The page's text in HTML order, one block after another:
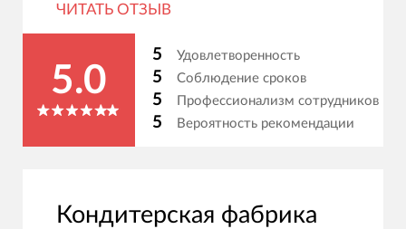
ЧИТАТЬ ОТЗЫВ
5.0
5 Удовлетворенность
5 Соблюдение сроков
5 Профессионализм сотрудников
5 Вероятность рекомендации
Кондитерская фабрика